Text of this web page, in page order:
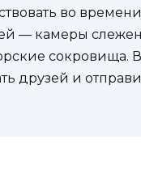
во
— камеры
сокровища.
друзей и